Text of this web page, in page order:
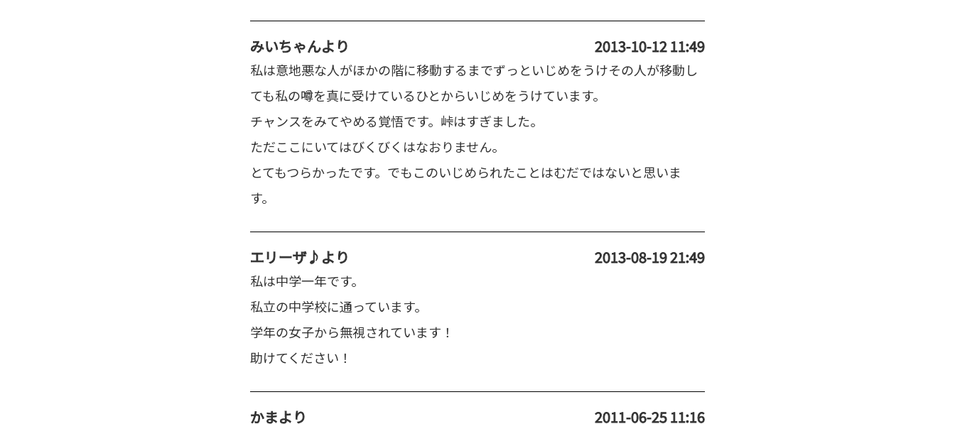
みいちゃんより 2013-10-12 11:49
私は意地悪な人がほかの階に移動するまでずっといじめをうけその人が移動し
ても私の噂を真に受けているひとからいじめをうけています。
チャンスをみてやめる覚悟です。峠はすぎました。
ただここにいてはびくびくはなおりません。
とてもつらかったです。でもこのいじめられたことはむだではないと思いま
す。
エリーザ♪ より 2013-08-19 21:49
私は中学一年です。
私立の中学校に通っています。
学年の女子から無視されています！
助けてください！
かまより 2011-06-25 11:16